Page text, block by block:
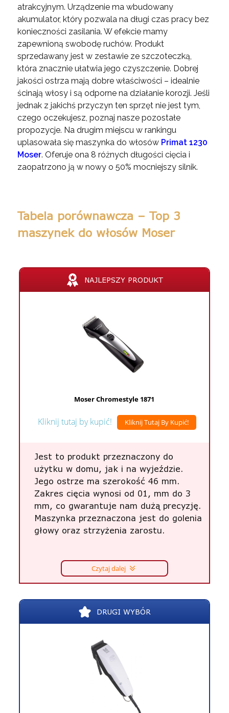
atrakcyjnym. Urządzenie ma wbudowany
akumulator, który pozwala na długi czas pracy bez
konieczności zasilania. W efekcie mamy
zapewnioną swobodę ruchów. Produkt
sprzedawany jest w zestawie ze szczoteczką,
która znacznie ułatwia jego czyszczenie. Dobrej
jakości ostrza mają dobre właściwości – idealnie
ścinają włosy i są odporne na działanie korozji. Jeśli
jednak z jakichś przyczyn ten sprzęt nie jest tym,
czego oczekujesz, poznaj nasze pozostałe
propozycje. Na drugim miejscu w rankingu
uplasowała się maszynka do włosów Primat 1230
Moser. Oferuje ona 8 różnych długości cięcia i
zaopatrzono ją w nowy o 50% mocniejszy silnik.
Tabela porównawcza – Top 3
maszynek do włosów Moser
NAJLEPSZY PRODUKT
Moser Chromestyle 1871
Kliknij tutaj by kupić! Kliknij Tutaj By Kupić!
Jest to produkt przeznaczony do
użytku w domu, jak i na wyjeździe.
Jego ostrze ma szerokość 46 mm.
Zakres cięcia wynosi od 01, mm do 3
mm, co gwarantuje nam dużą precyzję.
Maszynka przeznaczona jest do golenia
głowy oraz strzyżenia zarostu.
Czytaj dalej
DRUGI WYBÓR